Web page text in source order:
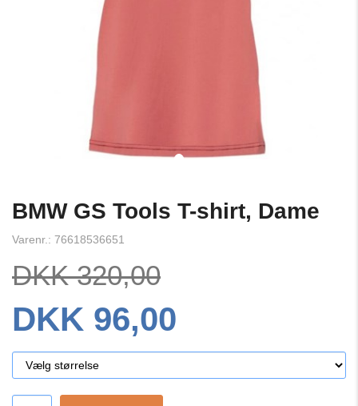
BMW GS Tools T-shirt, Dame
Varenr.: 76618536651
DKK 320,00
DKK 96,00